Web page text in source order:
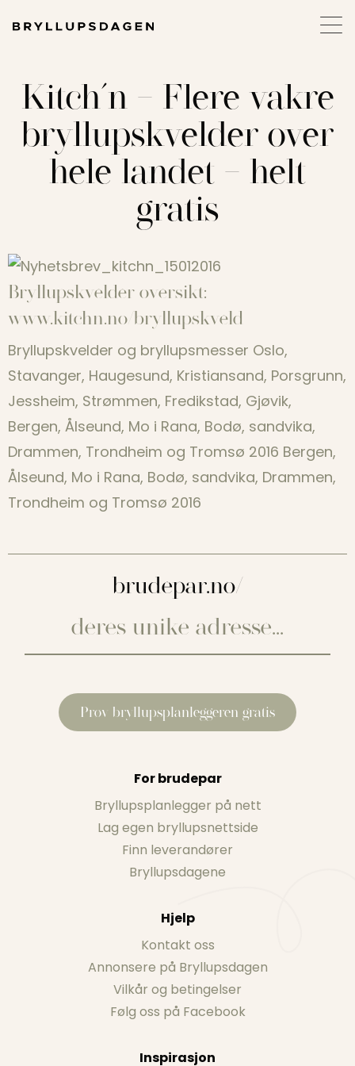
Kitch´n – Flere vakre
bryllupskvelder over
hele landet – helt
gratis
Bryllupskvelder oversikt:
www.kitchn.no/bryllupskveld
Bryllupskvelder og bryllupsmesser Oslo,
Stavanger, Haugesund, Kristiansand, Porsgrunn,
Jessheim, Strømmen, Fredikstad, Gjøvik,
Bergen, Ålseund, Mo i Rana, Bodø, sandvika,
Drammen, Trondheim og Tromsø 2016 Bergen,
Ålseund, Mo i Rana, Bodø, sandvika, Drammen,
Trondheim og Tromsø 2016
brudepar.no/
Prøv bryllupsplanleggeren gratis
For brudepar
Bryllupsplanlegger på nett
Lag egen bryllupsnettside
Finn leverandører
Bryllupsdagene
Hjelp
Kontakt oss
Annonsere på Bryllupsdagen
Vilkår og betingelser
Følg oss på Facebook
Inspirasjon